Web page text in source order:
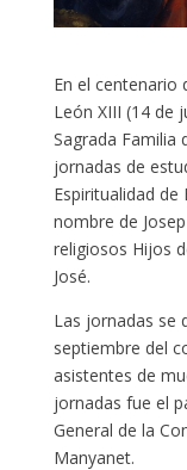
En el centenario
León XIII (14 de
Sagrada Familia
jornadas de
Espiritualidad de
nombre de
religiosos Hijos
José.
Las jornadas se
septiembre del
asistentes de
jornadas fue el
General de la
Manyanet.